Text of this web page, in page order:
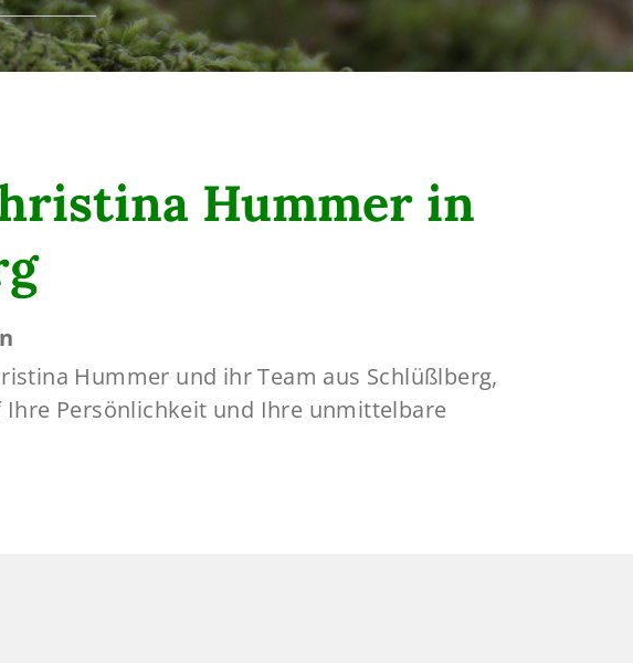
Hummer in
Hummer und ihr Team aus Schlüßlberg,
Persönlichkeit und Ihre unmittelbare